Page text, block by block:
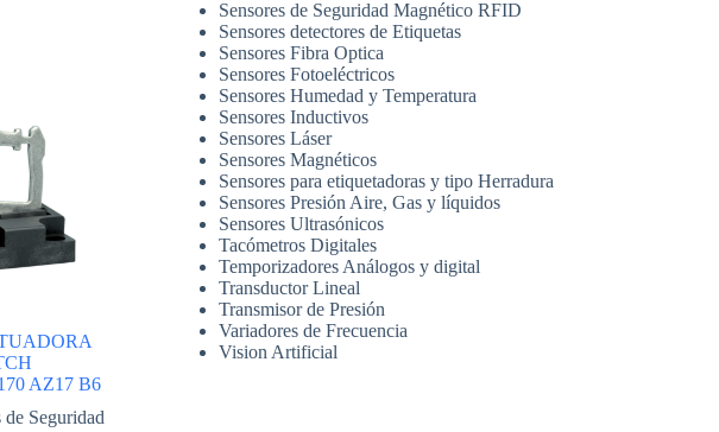
AZ17 B6
de Seguridad
Sensores de Seguridad Magnético RFID
Sensores detectores de Etiquetas
Sensores Fibra Optica
Sensores Fotoeléctricos
Sensores Humedad y Temperatura
Sensores Inductivos
Sensores Láser
Sensores Magnéticos
Sensores para etiquetadoras y tipo Herradura
Sensores Presión Aire, Gas y líquidos
Sensores Ultrasónicos
Tacómetros Digitales
Temporizadores Análogos y digital
Transductor Lineal
Transmisor de Presión
Variadores de Frecuencia
Vision Artificial